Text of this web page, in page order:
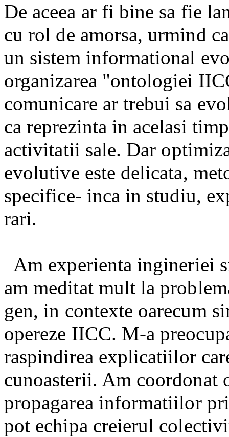
De aceea ar fi bine sa fie
cu rol de amorsa, urmind
un sistem informational
organizarea "ontologiei
comunicare ar trebui sa
ca reprezinta in acelasi
activitatii sale. Dar
evolutive este delicata,
specifice- inca in studiu,
rari.
Am experienta ingineriei
am meditat mult la
gen, in contexte oarecum
opereze IICC. M-a
raspindirea explicatiilor
cunoasterii. Am coordonat
propagarea informatiilor
pot echipa creierul